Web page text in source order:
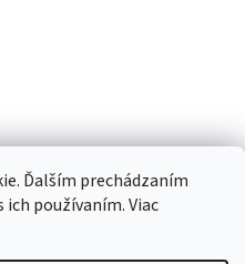
Ďalším prechádzaním
používaním. Viac